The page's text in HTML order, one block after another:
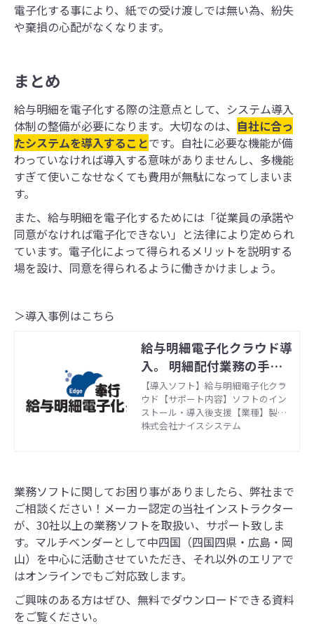
電子化する事により、紙での受け渡しでは無い為、紛失
や棄損の心配がなくなります。
まとめ
給与明細を電子化する際の注意点として、システム導入
体制の整備が必要になります。大切なのは、 自社に合っ
たシステムを導入することです。自社に必要な機能が備
わっていなければ導入する意味がありませんし、多機能
すぎて使いこなせなくても費用が無駄になってしまいま
す。
また、給与明細を電子化するためには「従業員の承諾や
同意がなければ電子化できない」と法律により定められ
ています。電子化によって得られるメリットを説明する
場を設け、同意を得られるように働きかけましょう。
＞導入事例はこちら
給与明細電子化クラウド導
入。 明細配付業務の手間
を減らしたい！
【導入ソフト】給与明細電子化クラ
ウド【サポート内容】ソフトのイン
ストール・導入後支援【業種】製造
業
株式会社ナイスシステム
業務ソフトに関してお困り事がありましたら、弊社まで
ご相談ください！メーカー認定の当社インストラクター
が、30社以上の業務ソフトを取扱い、サポート致しま
す。マルチベンダーとして中四国（四国四県・広島・岡
山）を中心に活動させていただき、それ以外のエリアで
はオンラインでもご対応致します。
ご興味のある方はぜひ、無料でダウンロードできる資料
をご覧ください。